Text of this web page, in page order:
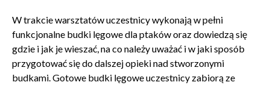
W trakcie warsztatów uczestnicy wykonają w pełni
funkcjonalne budki lęgowe dla ptaków oraz dowiedzą się
gdzie i jak je wieszać, na co należy uważać i w jaki sposób
przygotować się do dalszej opieki nad stworzonymi
budkami. Gotowe budki lęgowe uczestnicy zabiorą ze